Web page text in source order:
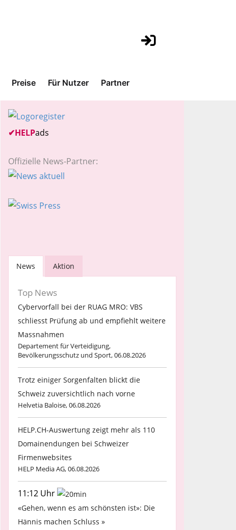
Preise Für Nutzer Partner
✔HELPads
Offizielle News-Partner:
News Aktion
Top News
Cybervorfall bei der RUAG MRO: VBS
schliesst Prüfung ab und empfiehlt weitere
Massnahmen
Departement für Verteidigung,
Bevölkerungsschutz und Sport, 06.08.2026
Trotz einiger Sorgenfalten blickt die
Schweiz zuversichtlich nach vorne
Helvetia Baloise, 06.08.2026
HELP.CH-Auswertung zeigt mehr als 110
Domainendungen bei Schweizer
Firmenwebsites
HELP Media AG, 06.08.2026
11:12 Uhr
«Gehen, wenn es am schönsten ist»: Die
Hännis machen Schluss »